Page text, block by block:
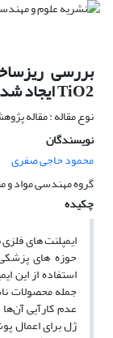
TiO2 ایجاد شده توسط روش سل- ژل
نوع مقاله : مقاله
نویسندگان
محمود حاجی صفری
گروه مهندسی مواد و
چکیده
ایمپلنت های
حوزه های
استفاده از این
جمله محصولات
عدم کارآیی
ژل برای اعمال